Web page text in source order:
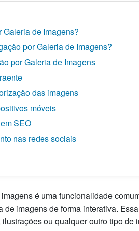
de Imagens?
por Galeria de Imagens?
por Galeria de Imagens
das imagens
móveis
SEO
nas redes sociais
é uma funcionalidade
de imagens de forma interativa.
ou qualquer outro tipo de